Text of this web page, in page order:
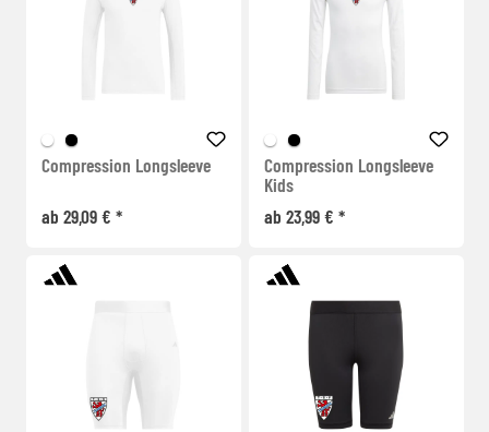
Compression Longsleeve
ab 29,09 € *
Compression Longsleeve
Kids
ab 23,99 € *